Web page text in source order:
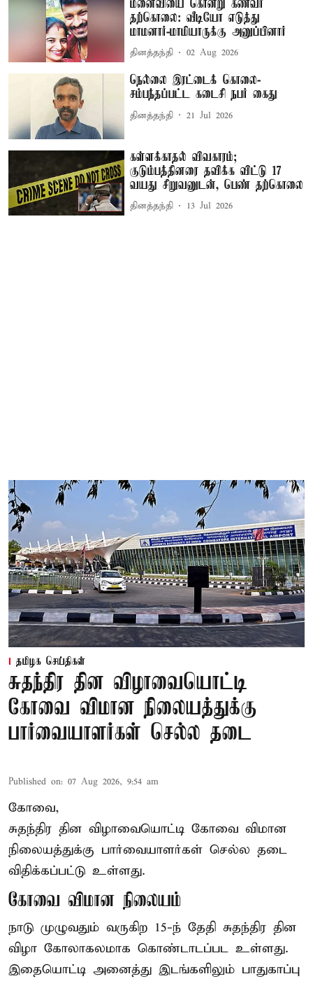
மனைவியை கொன்று கணவர்
தற்கொலை: வீடியோ எடுத்து
மாமனார்-மாமியாருக்கு அனுப்பினார்
தினத்தந்தி 02 Aug 2026
நெல்லை இரட்டைக் கொலை-
சம்பந்தப்பட்ட கடைசி நபர் கைது
தினத்தந்தி 21 Jul 2026
கள்ளக்காதல் விவகாரம்;
குடும்பத்தினரை தவிக்க விட்டு 17
வயது சிறுவனுடன், பெண் தற்கொலை
தினத்தந்தி 13 Jul 2026
தமிழக செய்திகள்
சுதந்திர தின விழாவையொட்டி
கோவை விமான நிலையத்துக்கு
பார்வையாளர்கள் செல்ல தடை
Published on: 07 Aug 2026, 9:54 am
கோவை,
சுதந்திர தின விழாவையொட்டி கோவை விமான
நிலையத்துக்கு பார்வையாளர்கள் செல்ல தடை
விதிக்கப்பட்டு உள்ளது.
கோவை விமான நிலையம்
நாடு முழுவதும் வருகிற 15-ந் தேதி சுதந்திர தின
விழா கோலாகலமாக கொண்டாடப்பட உள்ளது.
இதையொட்டி அனைத்து இடங்களிலும் பாதுகாப்பு